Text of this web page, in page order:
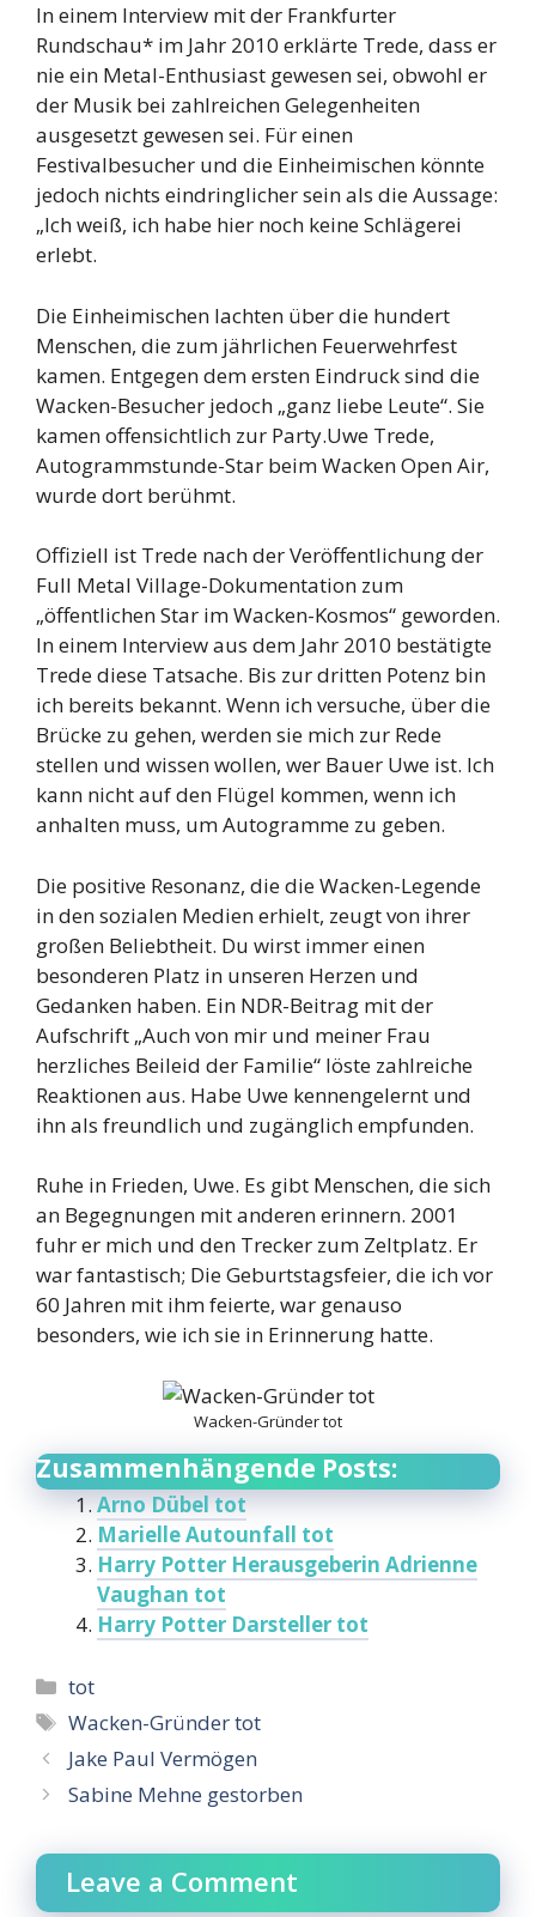
In einem Interview mit der Frankfurter
Rundschau* im Jahr 2010 erklärte Trede, dass er
nie ein Metal-Enthusiast gewesen sei, obwohl er
der Musik bei zahlreichen Gelegenheiten
ausgesetzt gewesen sei. Für einen
Festivalbesucher und die Einheimischen könnte
jedoch nichts eindringlicher sein als die Aussage:
„Ich weiß, ich habe hier noch keine Schlägerei
erlebt.
Die Einheimischen lachten über die hundert
Menschen, die zum jährlichen Feuerwehrfest
kamen. Entgegen dem ersten Eindruck sind die
Wacken-Besucher jedoch „ganz liebe Leute“. Sie
kamen offensichtlich zur Party.Uwe Trede,
Autogrammstunde-Star beim Wacken Open Air,
wurde dort berühmt.
Offiziell ist Trede nach der Veröffentlichung der
Full Metal Village-Dokumentation zum
„öffentlichen Star im Wacken-Kosmos“ geworden.
In einem Interview aus dem Jahr 2010 bestätigte
Trede diese Tatsache. Bis zur dritten Potenz bin
ich bereits bekannt. Wenn ich versuche, über die
Brücke zu gehen, werden sie mich zur Rede
stellen und wissen wollen, wer Bauer Uwe ist. Ich
kann nicht auf den Flügel kommen, wenn ich
anhalten muss, um Autogramme zu geben.
Die positive Resonanz, die die Wacken-Legende
in den sozialen Medien erhielt, zeugt von ihrer
großen Beliebtheit. Du wirst immer einen
besonderen Platz in unseren Herzen und
Gedanken haben. Ein NDR-Beitrag mit der
Aufschrift „Auch von mir und meiner Frau
herzliches Beileid der Familie“ löste zahlreiche
Reaktionen aus. Habe Uwe kennengelernt und
ihn als freundlich und zugänglich empfunden.
Ruhe in Frieden, Uwe. Es gibt Menschen, die sich
an Begegnungen mit anderen erinnern. 2001
fuhr er mich und den Trecker zum Zeltplatz. Er
war fantastisch; Die Geburtstagsfeier, die ich vor
60 Jahren mit ihm feierte, war genauso
besonders, wie ich sie in Erinnerung hatte.
Wacken-Gründer tot
Zusammenhängende Posts:
Arno Dübel tot
Marielle Autounfall tot
Harry Potter Herausgeberin Adrienne
Vaughan tot
Harry Potter Darsteller tot
Categories
tot
Tags
Wacken-Gründer tot
Jake Paul Vermögen
Sabine Mehne gestorben
Leave a Comment